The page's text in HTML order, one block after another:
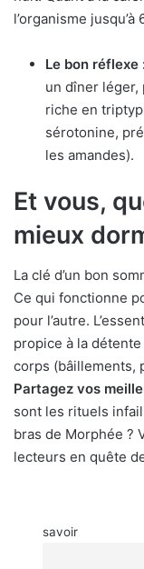
l’organisme
Le bon réflexe
un dîner léger,
riche en
sérotonine,
les amandes).
Et vous,
mieux
La clé d’un bon
Ce qui fonctionne
pour l’autre.
propice à la
corps (bâillements,
Partagez vos
sont les rituels
bras de Morphée ?
lecteurs en quête
savoir